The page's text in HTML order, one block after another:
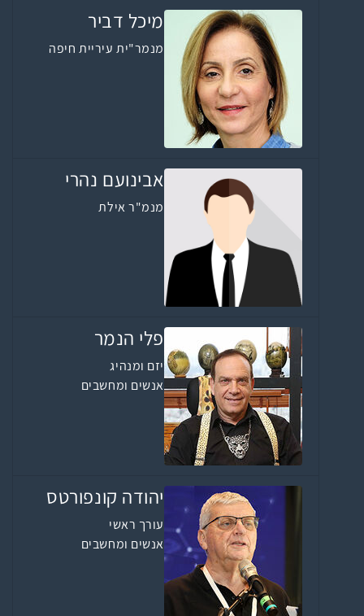
מיכל דביר
מנמר"ית עיריית חיפה
אבינועם נהרי
מנמ"ר אילת
פלי הנמר
יזם ומנהיג
אנשים ומחשבים
יהודה קונפורטס
עורך ראשי
אנשים ומחשבים